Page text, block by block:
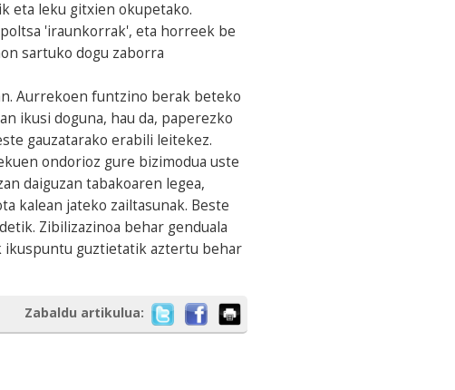
eta leku gitxien okupetako.
'iraunkorrak', eta horreek be
sartuko dogu zaborra
Aurrekoen funtzino berak beteko
ikusi doguna, hau da, paperezko
gauzatarako erabili leitekez.
ondorioz gure bizimodua uste
daiguzan tabakoaren legea,
kalean jateko zailtasunak. Beste
Zibilizazinoa behar genduala
ikuspuntu guztietatik aztertu behar
Zabaldu artikulua: